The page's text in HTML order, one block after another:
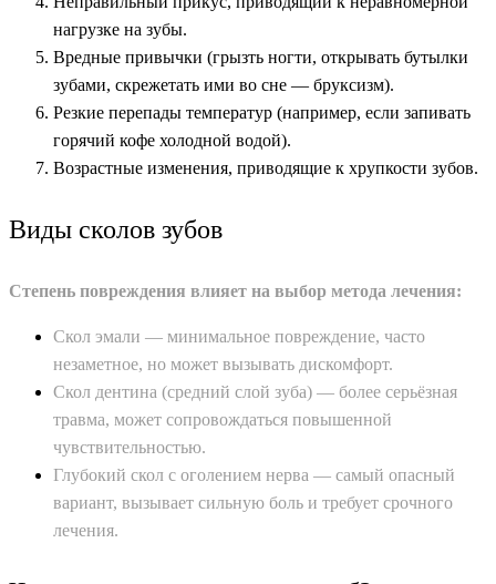
нагрузке на зубы.
Вредные привычки (грызть ногти, открывать бутылки
зубами, скрежетать ими во сне — бруксизм).
Резкие перепады температур (например, если запивать
горячий кофе холодной водой).
Возрастные изменения, приводящие к хрупкости зубов.
Виды сколов зубов
Степень повреждения влияет на выбор метода лечения:
Скол эмали — минимальное повреждение, часто
незаметное, но может вызывать дискомфорт.
Скол дентина (средний слой зуба) — более серьёзная
травма, может сопровождаться повышенной
чувствительностью.
Глубокий скол с оголением нерва — самый опасный
вариант, вызывает сильную боль и требует срочного
лечения.